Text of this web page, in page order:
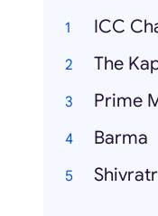
ICC
The
Prime
Barma